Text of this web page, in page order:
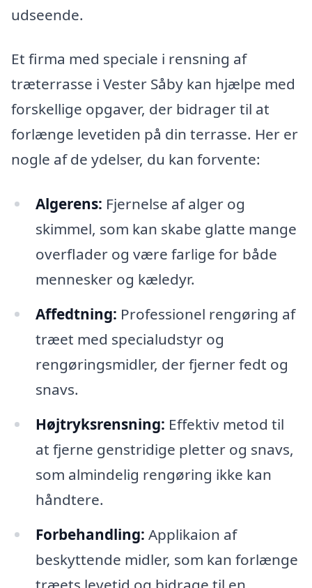
udseende.
Et firma med speciale i rensning af
træterrasse i Vester Såby kan hjælpe med
forskellige opgaver, der bidrager til at
forlænge levetiden på din terrasse. Her er
nogle af de ydelser, du kan forvente:
Algerens: Fjernelse af alger og
skimmel, som kan skabe glatte mange
overflader og være farlige for både
mennesker og kæledyr.
Affedtning: Professionel rengøring af
træet med specialudstyr og
rengøringsmidler, der fjerner fedt og
snavs.
Højtryksrensning: Effektiv metod til
at fjerne genstridige pletter og snavs,
som almindelig rengøring ikke kan
håndtere.
Forbehandling: Applikaion af
beskyttende midler, som kan forlænge